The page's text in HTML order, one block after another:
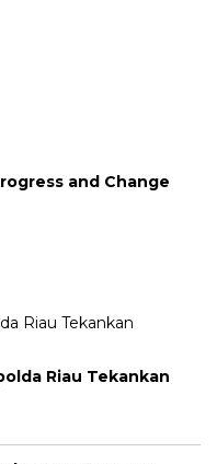
and Change
Riau Tekankan